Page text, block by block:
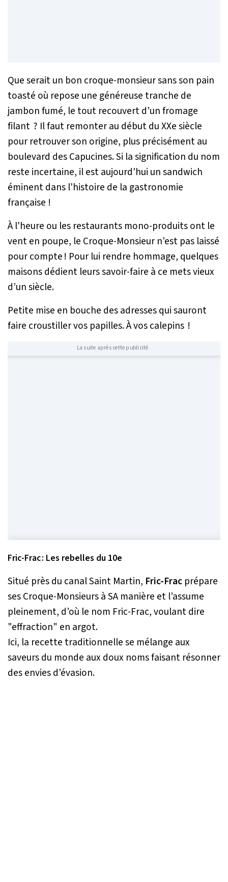
Que serait un bon croque-monsieur sans son pain
toasté où repose une généreuse tranche de
jambon fumé, le tout recouvert d’un fromage
filant ? Il faut remonter au début du XXe siècle
pour retrouver son origine, plus précisément au
boulevard des Capucines. Si la signification du nom
reste incertaine, il est aujourd'hui un sandwich
éminent dans l'histoire de la gastronomie
française !
À l'heure ou les restaurants mono-produits ont le
vent en poupe, le Croque-Monsieur n’est pas laissé
pour compte ! Pour lui rendre hommage, quelques
maisons dédient leurs savoir-faire à ce mets vieux
d’un siècle.
Petite mise en bouche des adresses qui sauront
faire croustiller vos papilles. À vos calepins !
La suite après cette publicité
Fric-Frac : Les rebelles du 10e
Situé près du canal Saint Martin, Fric-Frac prépare
ses Croque-Monsieurs à SA manière et l’assume
pleinement, d’où le nom Fric-Frac, voulant dire
"effraction" en argot.
Ici, la recette traditionnelle se mélange aux
saveurs du monde aux doux noms faisant résonner
des envies d’évasion.